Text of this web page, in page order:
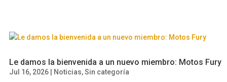
Le damos la bienvenida a un nuevo miembro: Motos Fury
Jul 16, 2026 Noticias,Sin categoría